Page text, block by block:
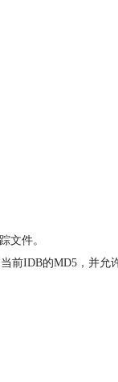
文件。
前IDB的MD5，并